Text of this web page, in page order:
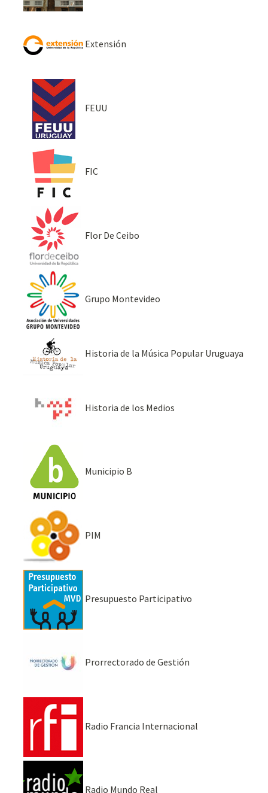
Extensión
FEUU
FIC
Flor De Ceibo
Grupo Montevideo
Historia de la Música Popular Uruguaya
Historia de los Medios
Municipio B
PIM
Presupuesto Participativo
Prorrectorado de Gestión
Radio Francia Internacional
Radio Mundo Real